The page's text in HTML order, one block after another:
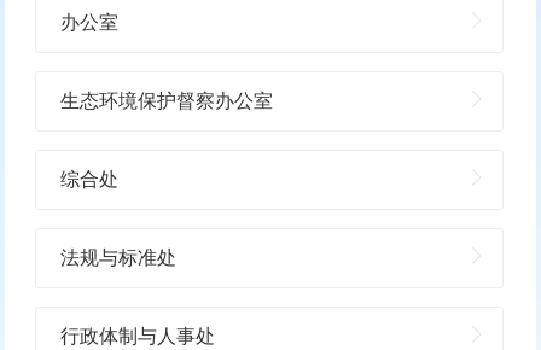
办公室
生态环境保护督察办公室
综合处
法规与标准处
行政体制与人事处